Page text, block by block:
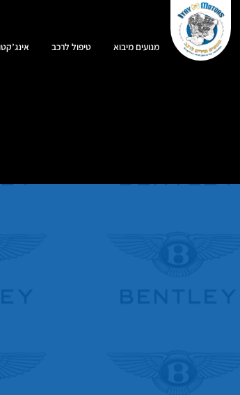
מנועים מיבוא טיפול לרכב